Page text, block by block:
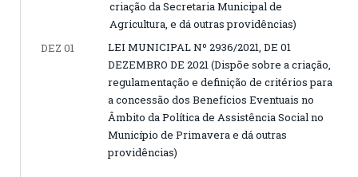
criação da Secretaria Municipal de
Agricultura, e dá outras providências)
DEZ 01
LEI MUNICIPAL Nº 2936/2021, DE 01
DEZEMBRO DE 2021 (Dispõe sobre a criação,
regulamentação e definição de critérios para
a concessão dos Benefícios Eventuais no
Âmbito da Política de Assistência Social no
Município de Primavera e dá outras
providências)